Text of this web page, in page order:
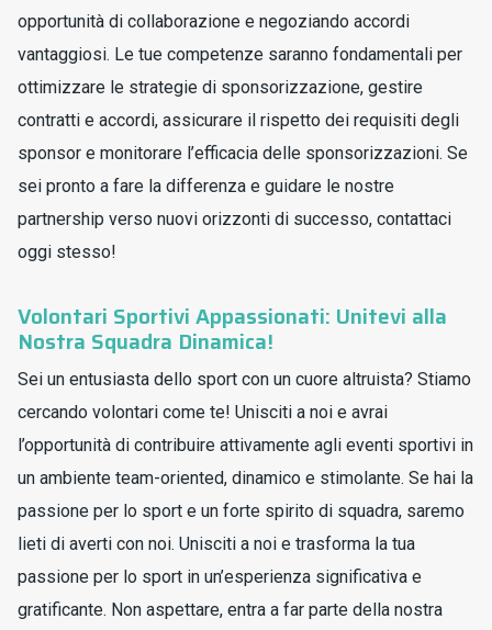
opportunità di collaborazione e negoziando accordi
vantaggiosi. Le tue competenze saranno fondamentali per
ottimizzare le strategie di sponsorizzazione, gestire
contratti e accordi, assicurare il rispetto dei requisiti degli
sponsor e monitorare l’efficacia delle sponsorizzazioni. Se
sei pronto a fare la differenza e guidare le nostre
partnership verso nuovi orizzonti di successo, contattaci
oggi stesso!
Volontari Sportivi Appassionati: Unitevi alla
Nostra Squadra Dinamica!
Sei un entusiasta dello sport con un cuore altruista? Stiamo
cercando volontari come te! Unisciti a noi e avrai
l’opportunità di contribuire attivamente agli eventi sportivi in
un ambiente team-oriented, dinamico e stimolante. Se hai la
passione per lo sport e un forte spirito di squadra, saremo
lieti di averti con noi. Unisciti a noi e trasforma la tua
passione per lo sport in un’esperienza significativa e
gratificante. Non aspettare, entra a far parte della nostra